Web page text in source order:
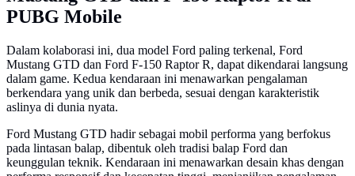
PUBG Mobile
Dalam kolaborasi ini, dua model Ford paling terkenal, Ford
Mustang GTD dan Ford F-150 Raptor R, dapat dikendarai langsung
dalam game. Kedua kendaraan ini menawarkan pengalaman
berkendara yang unik dan berbeda, sesuai dengan karakteristik
aslinya di dunia nyata.
Ford Mustang GTD hadir sebagai mobil performa yang berfokus
pada lintasan balap, dibentuk oleh tradisi balap Ford dan
keunggulan teknik. Kendaraan ini menawarkan desain khas dengan